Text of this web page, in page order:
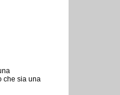
che sia una